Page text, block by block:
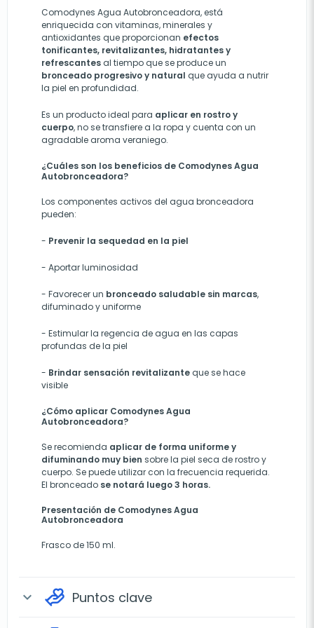
Comodynes Agua Autobronceadora, está
enriquecida con vitaminas, minerales y
antioxidantes que proporcionan efectos
tonificantes, revitalizantes, hidratantes y
refrescantes al tiempo que se produce un
bronceado progresivo y natural que ayuda a nutrir
la piel en profundidad.
Es un producto ideal para aplicar en rostro y
cuerpo, no se transfiere a la ropa y cuenta con un
agradable aroma veraniego.
¿Cuáles son los beneficios de Comodynes Agua
Autobronceadora?
Los componentes activos del agua bronceadora
pueden:
- Prevenir la sequedad en la piel
- Aportar luminosidad
- Favorecer un bronceado saludable sin marcas,
difuminado y uniforme
- Estimular la regencia de agua en las capas
profundas de la piel
- Brindar sensación revitalizante que se hace
visible
¿Cómo aplicar Comodynes Agua
Autobronceadora?
Se recomienda aplicar de forma uniforme y
difuminando muy bien sobre la piel seca de rostro y
cuerpo. Se puede utilizar con la frecuencia requerida.
El bronceado se notará luego 3 horas.
Presentación de Comodynes Agua
Autobronceadora
Frasco de 150 ml.
expand_more Puntos clave